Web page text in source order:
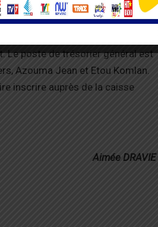
, à ses côtés, Kongo Paul
Le poste de trésorier général est
Azouma Jean et Etou Komlan.
inscrire auprès de la caisse
Aimée DRAVIE